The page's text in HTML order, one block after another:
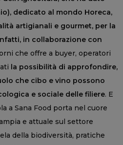
dedicato al mondo Horeca,
artigianali e gourmet, per la
in collaborazione con
che offre a buyer, operatori
la possibilità di approfondire,
che cibo e vino possono
e sociale delle filiere. E
a Sana Food porta nel cuore
e attuale sul settore
della biodiversità, pratiche